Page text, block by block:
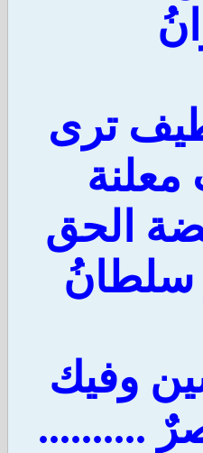
ترى
معلنة
الحق
سلطانُ
وفيك
..........